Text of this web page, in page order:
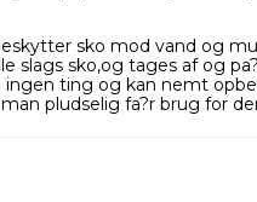
sko mod vand og
slags sko,og tages af og
ting og kan nemt
pludselig fa?r brug for